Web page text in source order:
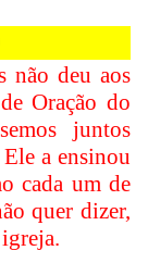
não deu aos
Oração do
juntos
a ensinou
cada um de
quer dizer,